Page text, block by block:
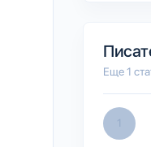
Еще 1
1